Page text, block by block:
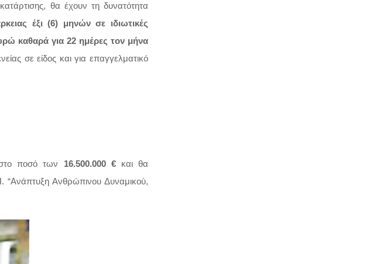
θα έχουν τη δυνατότητα
έξι (6) μηνών σε ιδιωτικές
καθαρά για 22 ημέρες τον μήνα
σε είδος και για επαγγελματικό
στο ποσό των 16.500.000 €και θα
“Ανάπτυξη Ανθρώπινου Δυναμικού,